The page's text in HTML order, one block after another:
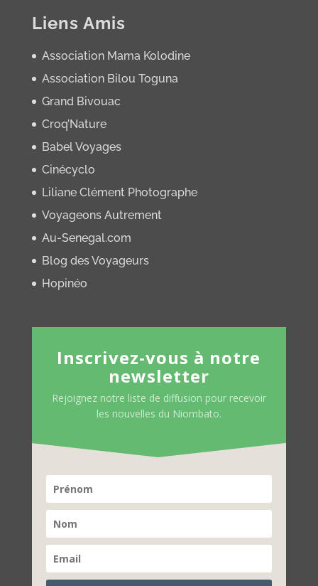
Liens Amis
Association Mama Kolodine
Association Bilou Toguna
Grand Bivouac
Croq’Nature
Babel Voyages
Cinécyclo
Liliane Clément Photographe
Voyageons Autrement
Au-Senegal.com
Blog des Voyageurs
Hopinéo
Inscrivez-vous à notre
newsletter
Rejoignez notre liste de diffusion pour recevoir
les nouvelles du Niombato.